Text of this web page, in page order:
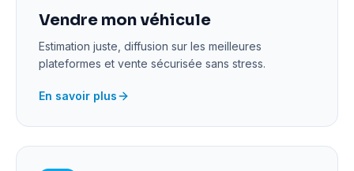
Vendre mon véhicule
Estimation juste, diffusion sur les meilleures
plateformes et vente sécurisée sans stress.
En savoir plus